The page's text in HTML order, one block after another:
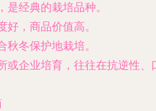
经典的栽培品种。
，商品价值高。
冬保护地栽培。
或企业培育，往往在抗逆性、